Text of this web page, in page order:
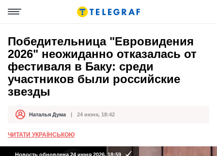
Победительница "Евровидения
2026" неожиданно отказалась от
фестиваля в Баку: среди
участников были российские
звезды
АвторНаталья Дума
Дата публикации 24 июня, 18:42
ЧИТАТИ УКРАЇНСЬКОЮ
Новость обновлена 24 июня 2026, 18:59